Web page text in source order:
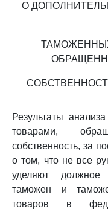
О
Результаты
товарами,
собственность, за
о том, что не все
уделяют
таможен и
товаров в